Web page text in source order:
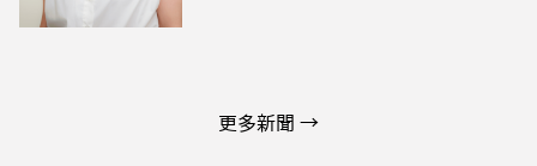
更多新聞 →